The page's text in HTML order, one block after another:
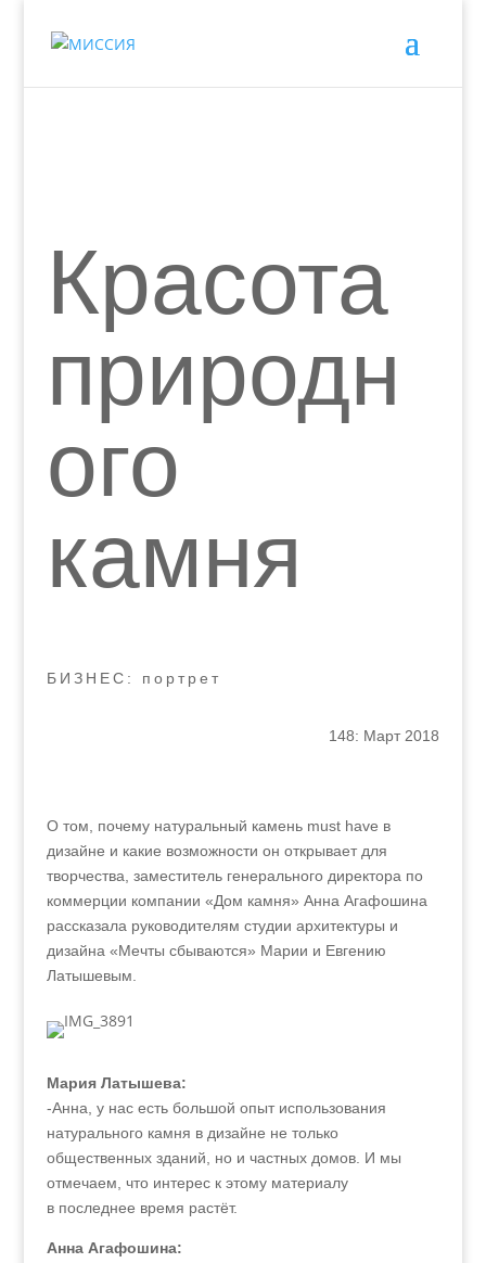
Красота
природн
ого
камня
БИЗНЕС: портрет
148: Март 2018
О том, почему натуральный камень must have в
дизайне и какие возможности он открывает для
творчества, заместитель генерального директора по
коммерции компании «Дом камня» Анна Агафошина
рассказала руководителям студии архитектуры и
дизайна «Мечты сбываются» Марии и Евгению
Латышевым.
Мария Латышева:
-Анна, у нас есть большой опыт использования
натурального камня в дизайне не только
общественных зданий, но и частных домов. И мы
отмечаем, что интерес к этому материалу
в последнее время растёт.
Анна Агафошина: